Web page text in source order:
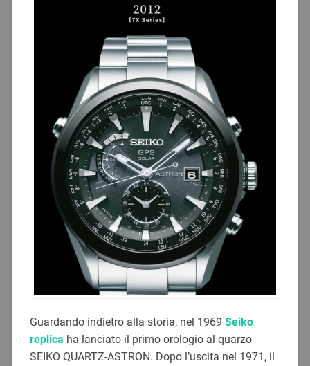
Guardando indietro alla storia, nel 1969 Seiko
replica ha lanciato il primo orologio al quarzo
SEIKO QUARTZ-ASTRON. Dopo l’uscita nel 1971, il